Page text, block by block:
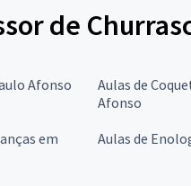
de
Afonso
Aulas de
Afonso
em
Aulas de